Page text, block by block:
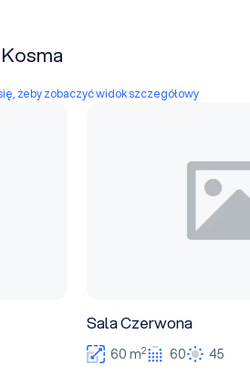
żeby zobaczyć widok szczegółowy
Sala Czerwona
60 m2 60 45